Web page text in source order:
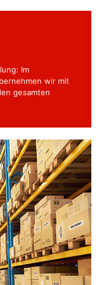
Im
wir mit
gesamten